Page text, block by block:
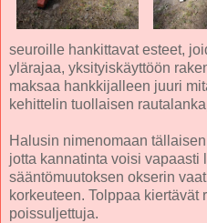
seuroille hankittavat esteet,
ylärajaa, yksityiskäyttöön
maksaa hankkijalleen juuri
kehittelin tuollaisen
Halusin nimenomaan
jotta kannatinta voisi vapaasti
sääntömuutoksen okserin
korkeuteen. Tolppaa kiertävät
poissuljettuja.